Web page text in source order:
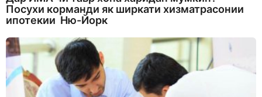
Посухи корманди як ширкати хизматрасонии
ипотекии Ню-Йорк